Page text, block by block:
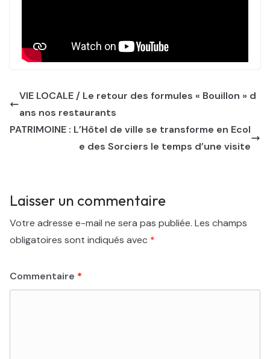
VIE LOCALE / Le retour des formules « Bouillon » d
ans nos restaurants
PATRIMOINE : L’Hôtel de ville se transforme en Ecol
e des Sorciers le temps d’une visite
Laisser un commentaire
Votre adresse e-mail ne sera pas publiée. Les champs
obligatoires sont indiqués avec *
Commentaire *